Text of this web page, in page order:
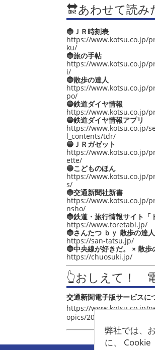
弊社では、
に、 Cookie
🔛あわせて読み
🔵ＪＲ時刻表
https://www.kotsu.co.jp/
ku/
🔵旅の手帖
https://www.kotsu.co.jp/
i/
🔵散歩の達人
https://www.kotsu.co.jp/
po/
🔵鉄道ダイヤ情報
https://www.kotsu.co.jp/
🔵鉄道ダイヤ情報アプリ
https://www.kotsu.co.jp/
l_contents/tdr/
🔵ＪＲガゼット
https://www.kotsu.co.jp/
ette/
🔵こどものほん
https://www.kotsu.co.jp/
s/
🔵交通新聞社新書
https://www.kotsu.co.jp/
nsho/
🔵鉄道・旅行情報サイト「
https://www.toretabi.jp/
🔵さんたつ ｂｙ 散歩の達人
https://san-tatsu.jp/
🔵中央線が好きだ。 × 散歩
https://chuosuki.jp/
👆おしえて！
交通新聞電子版サービスに
https://www.kotsu.co.jp/
opics/2021/post_4048.html